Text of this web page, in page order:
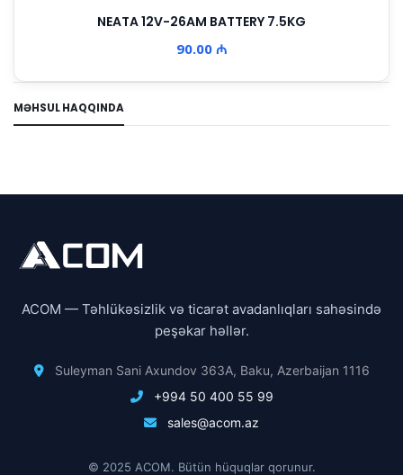
NEATA 12V-26AM BATTERY 7.5KG
90.00 ₼
MƏHSUL HAQQINDA
ACOM — Təhlükəsizlik və ticarət avadanlıqları sahəsində
peşəkar həllər.
Suleyman Sani Axundov 363A, Baku, Azerbaijan 1116
+994 50 400 55 99
sales@acom.az
© 2025 ACOM. Bütün hüquqlar qorunur.